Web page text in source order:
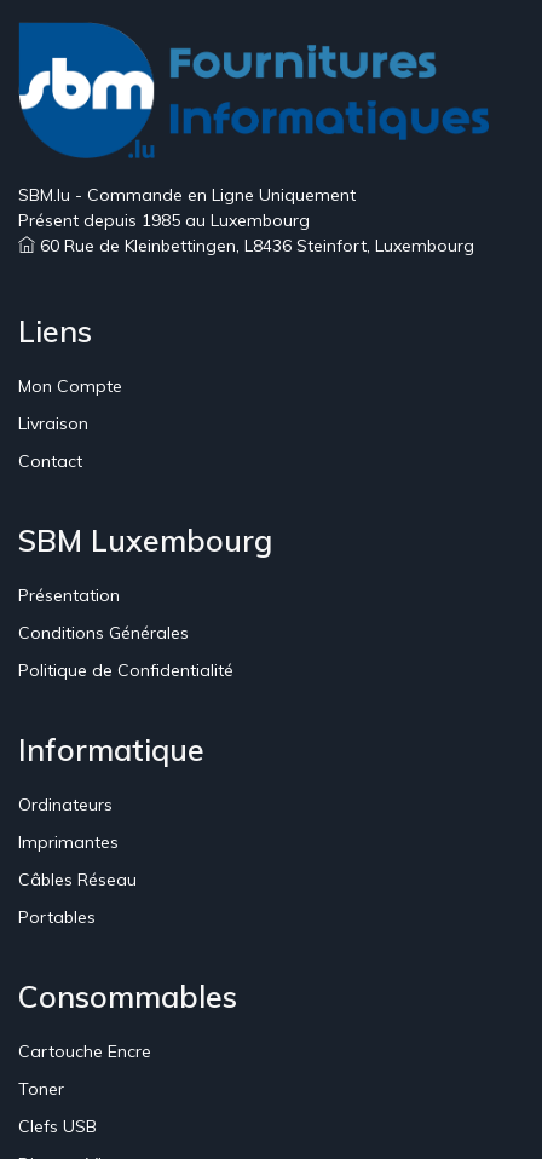
SBM.lu - Commande en Ligne Uniquement
Présent depuis 1985 au Luxembourg
60 Rue de Kleinbettingen, L8436 Steinfort, Luxembourg
Liens
Mon Compte
Livraison
Contact
SBM Luxembourg
Présentation
Conditions Générales
Politique de Confidentialité
Informatique
Ordinateurs
Imprimantes
Câbles Réseau
Portables
Consommables
Cartouche Encre
Toner
Clefs USB